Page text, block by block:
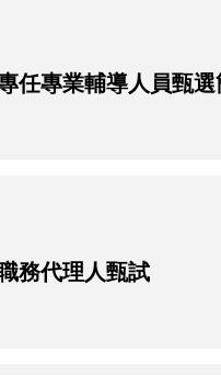
任專業輔導人員甄選
務代理人甄試